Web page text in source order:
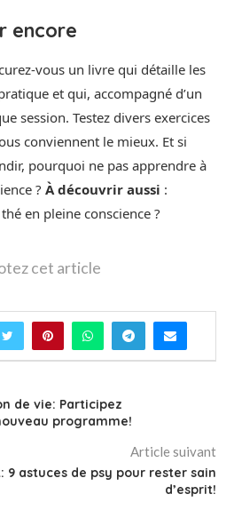
encore
vous un livre qui détaille les
et qui, accompagné d’un
session. Testez divers exercices
conviennent le mieux. Et si
pourquoi ne pas apprendre à
? À découvrir aussi :
en pleine conscience ?
cet article
de vie: Participez
programme!
Article suivant
9 astuces de psy pour rester sain
d’esprit!